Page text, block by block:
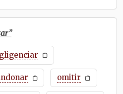
”
omitir